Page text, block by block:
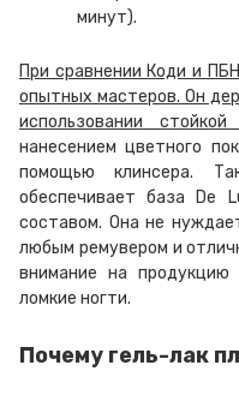
минут).
При сравнении Коди и
опытных мастеров. Он
использовании
нанесением цветного
помощью клинсера.
обеспечивает база De
составом. Она не
любым ремувером и
внимание на
ломкие ногти.
Почему гель-лак